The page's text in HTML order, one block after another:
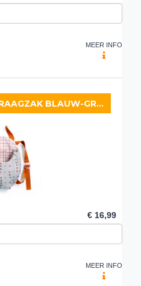
MEER INFO
DJECO POMEA BABYDRAAGZAK BLAUW-GRIJS
€ 16,99
MEER INFO